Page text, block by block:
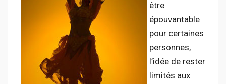
être
épouvantable
pour certaines
personnes,
l’idée de rester
limités aux